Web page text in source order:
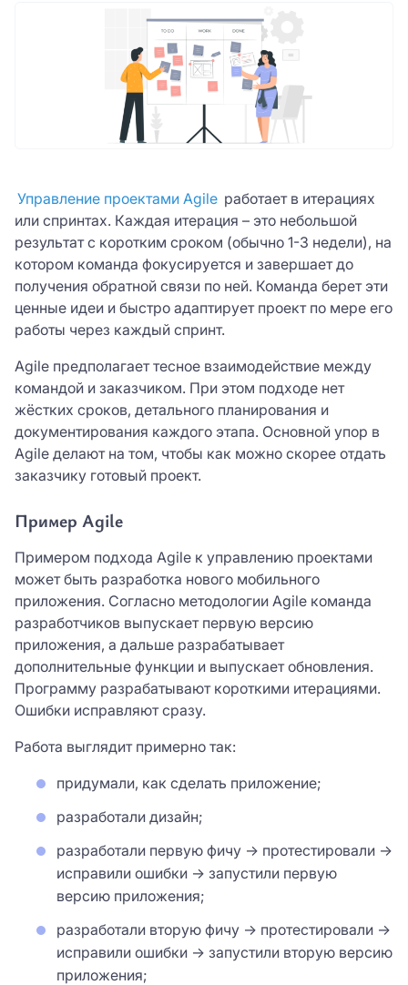
Управление проектами Agile работает в итерациях
или спринтах. Каждая итерация – это небольшой
результат с коротким сроком (обычно 1-3 недели), на
котором команда фокусируется и завершает до
получения обратной связи по ней. Команда берет эти
ценные идеи и быстро адаптирует проект по мере его
работы через каждый спринт.
Agile предполагает тесное взаимодействие между
командой и заказчиком. При этом подходе нет
жёстких сроков, детального планирования и
документирования каждого этапа. Основной упор в
Agile делают на том, чтобы как можно скорее отдать
заказчику готовый проект.
Пример Agile
Примером подхода Agile к управлению проектами
может быть разработка нового мобильного
приложения. Согласно методологии Agile команда
разработчиков выпускает первую версию
приложения, а дальше разрабатывает
дополнительные функции и выпускает обновления.
Программу разрабатывают короткими итерациями.
Ошибки исправляют сразу.
Работа выглядит примерно так:
придумали, как сделать приложение;
разработали дизайн;
разработали первую фичу → протестировали →
исправили ошибки → запустили первую
версию приложения;
разработали вторую фичу → протестировали →
исправили ошибки → запустили вторую версию
приложения;